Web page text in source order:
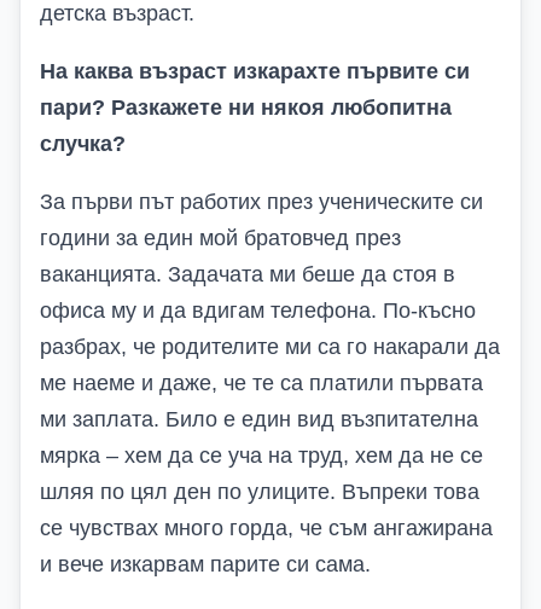
детска възраст.
На каква възраст изкарахте първите си
пари? Разкажете ни някоя любопитна
случка?
За първи път работих през ученическите си
години за един мой братовчед през
ваканцията. Задачата ми беше да стоя в
офиса му и да вдигам телефона. По-късно
разбрах, че родителите ми са го накарали да
ме наеме и даже, че те са платили първата
ми заплата. Било е един вид възпитателна
мярка – хем да се уча на труд, хем да не се
шляя по цял ден по улиците. Въпреки това
се чувствах много горда, че съм ангажирана
и вече изкарвам парите си сама.